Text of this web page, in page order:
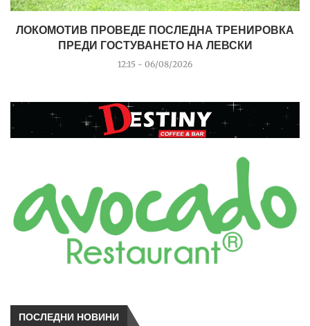
ЛОКОМОТИВ ПРОВЕДЕ ПОСЛЕДНА ТРЕНИРОВКА
ПРЕДИ ГОСТУВАНЕТО НА ЛЕВСКИ
12:15 - 06/08/2026
ПОСЛЕДНИ НОВИНИ